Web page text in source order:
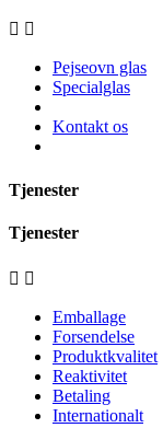
 
Pejseovn glas
Specialglas
Kontakt os
Tjenester
Tjenester
 
Emballage
Forsendelse
Produktkvalitet
Reaktivitet
Betaling
Internationalt